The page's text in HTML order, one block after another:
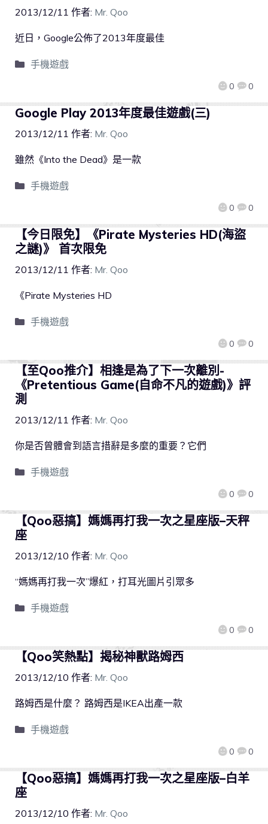
2013/12/11 作者: Mr. Qoo
0 0
近日，Google公佈了2013年度最佳
手機遊戲
Google Play 2013年度最佳遊戲(三)
2013/12/11 作者: Mr. Qoo
0 0
雖然《Into the Dead》是一款
手機遊戲
【今日限免】《Pirate Mysteries HD(海盜
之謎)》 首次限免
2013/12/11 作者: Mr. Qoo
0 0
《Pirate Mysteries HD
手機遊戲
【至Qoo推介】相逢是為了下一次離別-
《Pretentious Game(自命不凡的遊戲)》評
測
2013/12/11 作者: Mr. Qoo
0 0
你是否曾體會到語言措辭是多麼的重要？它們
手機遊戲
【Qoo惡搞】媽媽再打我一次之星座版–天秤
座
2013/12/10 作者: Mr. Qoo
0 0
“媽媽再打我一次”爆紅，打耳光圖片引眾多
手機遊戲
【Qoo笑熱點】揭秘神獸路姆西
2013/12/10 作者: Mr. Qoo
0 0
路姆西是什麼？ 路姆西是IKEA出產一款
手機遊戲
【Qoo惡搞】媽媽再打我一次之星座版–白羊
座
2013/12/10 作者: Mr. Qoo